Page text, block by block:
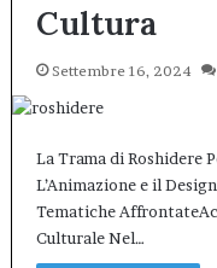
Cultura
Settembre 16, 2024
La Trama di Roshidere
L’Animazione e il
Tematiche
Culturale Nel…